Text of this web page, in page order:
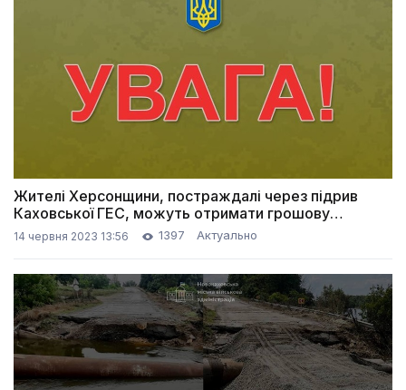
Жителі Херсонщини, постраждалі через підрив
Каховської ГЕС, можуть отримати грошову
допомогу
14 червня 2023 13:56 1397 Актуально